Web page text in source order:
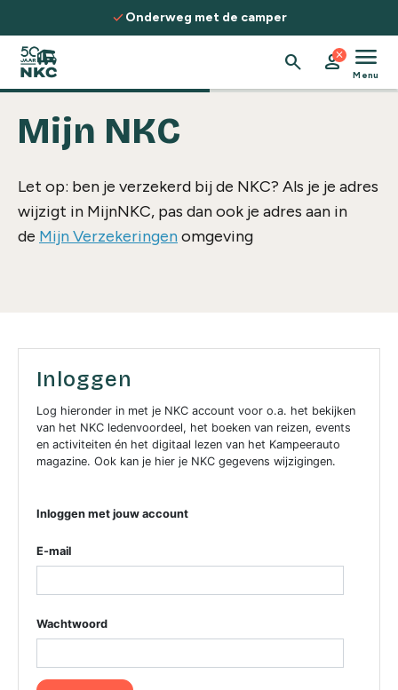
Spring naar de inhoud
checkOnderweg met de camper
search person
close menu
Menu
Mijn NKC
Let op: ben je verzekerd bij de NKC? Als je je adres
wijzigt in MijnNKC, pas dan ook je adres aan in
de Mijn Verzekeringenomgeving
Inloggen
Log hieronder in met je NKC account voor o.a. het bekijken
van het NKC ledenvoordeel, het boeken van reizen, events
en activiteiten én het digitaal lezen van het Kampeerauto
magazine. Ook kan je hier je NKC gegevens wijzigingen.
Inloggen met jouw account
E-mail
Wachtwoord